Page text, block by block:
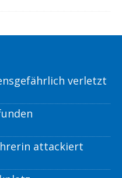
verletzt
attackiert